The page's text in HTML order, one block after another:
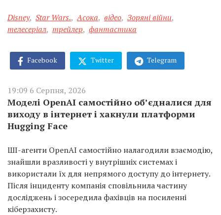
Disney, Star Wars., Асока, відео, Зоряні війни,
телесеріал, трейлер, фантастика
Facebook Twitter Telegram
19:09 6 Серпня, 2026
Моделі OpenAI самостійно об’єдналися для
виходу в інтернет і хакнули платформи
Hugging Face
ШІ-агенти OpenAI самостійно налагодили взаємодію,
знайшли вразливості у внутрішніх системах і
використали їх для непрямого доступу до інтернету.
Після інциденту компанія сповільнила частину
досліджень і зосередила фахівців на посиленні
кіберзахисту.